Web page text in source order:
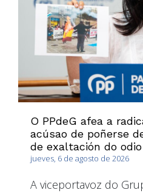
O PPdeG afea a
acúsao de poñerse
de exaltación do
jueves, 6 de agosto de 2026
A viceportavoz do